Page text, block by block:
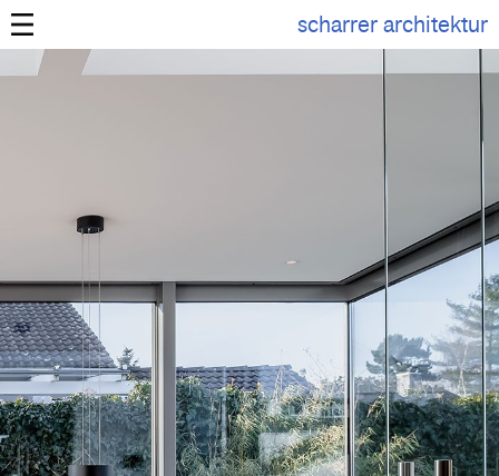
scharrer architektur